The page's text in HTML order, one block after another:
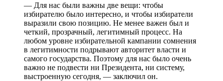
— Для нас были важны две вещи: чтобы
избирателю было интересно, и чтобы избиратели
выразили свою позицию. Не менее важен был и
четкий, прозрачный, легитимный процесс. На
любом уровне избирательной кампании сомнения
в легитимности подрывают авторитет власти и
самого государства. Поэтому для нас было очень
важно не подвести ни Президента, ни систему,
выстроенную сегодня, — заключил он.